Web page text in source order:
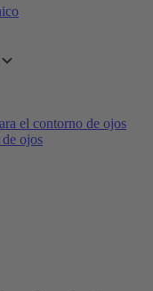
el contorno de ojos
ojos